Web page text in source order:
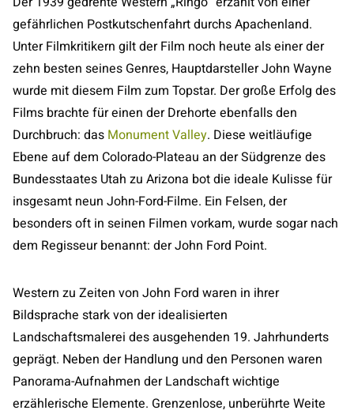
gefährlichen Postkutschenfahrt durchs Apachenland.
Unter Filmkritikern gilt der Film noch heute als einer der
zehn besten seines Genres, Hauptdarsteller John Wayne
wurde mit diesem Film zum Topstar. Der große Erfolg des
Films brachte für einen der Drehorte ebenfalls den
Durchbruch: das Monument Valley. Diese weitläufige
Ebene auf dem Colorado-Plateau an der Südgrenze des
Bundesstaates Utah zu Arizona bot die ideale Kulisse für
insgesamt neun John-Ford-Filme. Ein Felsen, der
besonders oft in seinen Filmen vorkam, wurde sogar nach
dem Regisseur benannt: der John Ford Point.
Western zu Zeiten von John Ford waren in ihrer
Bildsprache stark von der idealisierten
Landschaftsmalerei des ausgehenden 19. Jahrhunderts
geprägt. Neben der Handlung und den Personen waren
Panorama-Aufnahmen der Landschaft wichtige
erzählerische Elemente. Grenzenlose, unberührte Weite